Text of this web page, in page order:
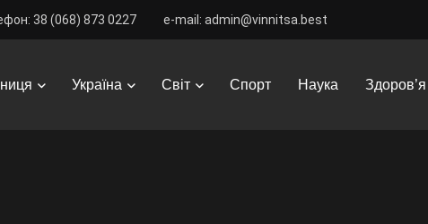
38 (068) 873 0227 e-mail: admin@vinnitsa.best
Україна Світ Спорт Наука Здоров’я
/ Авто / Насосы высокого давления купить: Выбор и преимущества